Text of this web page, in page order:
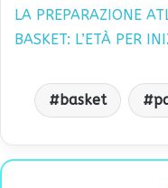
LA PREPARAZIONE
BASKET: L’ETÀ PER
basket